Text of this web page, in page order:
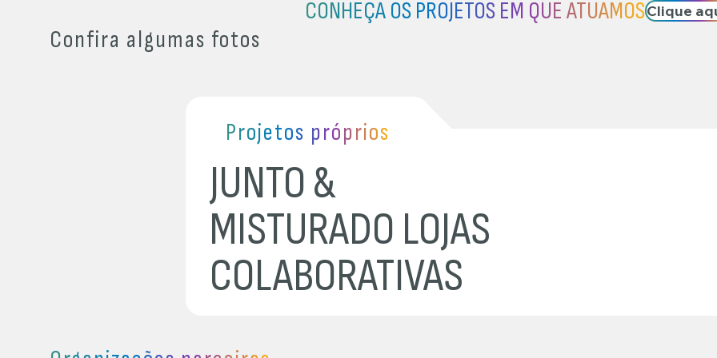
CONHEÇA OS PROJETOS EM QUE ATUAMOSClique
Confira algumas fotos
Projetos próprios
JUNTO &
MISTURADO LOJAS
COLABORATIVAS